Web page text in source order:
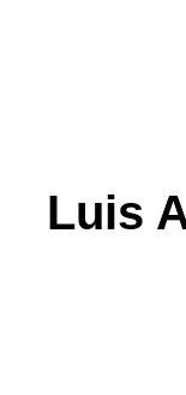
Luis